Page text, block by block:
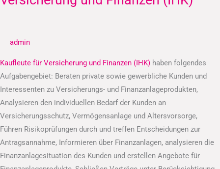
admin
Kaufleute für Versicherung und Finanzen (IHK) haben folgendes
Aufgabengebiet: Beraten private sowie gewerbliche Kunden und
Interessenten zu Versicherungs- und Finanzanlageprodukten,
Analysieren den individuellen Bedarf der Kunden an
Versicherungsschutz, Vermögensanlage und Altersvorsorge,
Führen Risikoprüfungen durch und treffen Entscheidungen zur
Antragsannahme, Informieren über Finanzanlagen, analysieren die
Finanzanlagesituation des Kunden und erstellen Angebote für
Kaufleute
und
Finanzen
(IHK)